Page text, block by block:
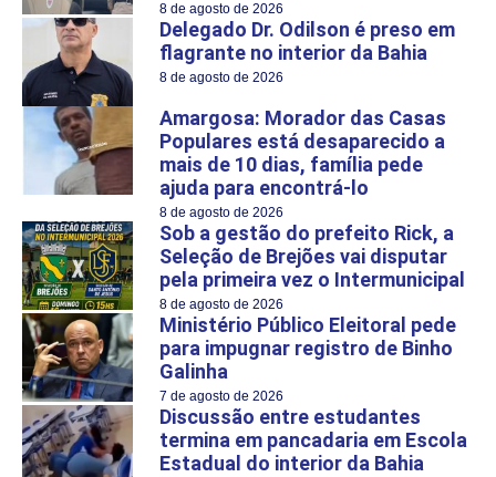
8 de agosto de 2026
Delegado Dr. Odilson é preso em
flagrante no interior da Bahia
8 de agosto de 2026
Amargosa: Morador das Casas
Populares está desaparecido a
mais de 10 dias, família pede
ajuda para encontrá-lo
8 de agosto de 2026
Sob a gestão do prefeito Rick, a
Seleção de Brejões vai disputar
pela primeira vez o Intermunicipal
8 de agosto de 2026
Ministério Público Eleitoral pede
para impugnar registro de Binho
Galinha
7 de agosto de 2026
Discussão entre estudantes
termina em pancadaria em Escola
Estadual do interior da Bahia